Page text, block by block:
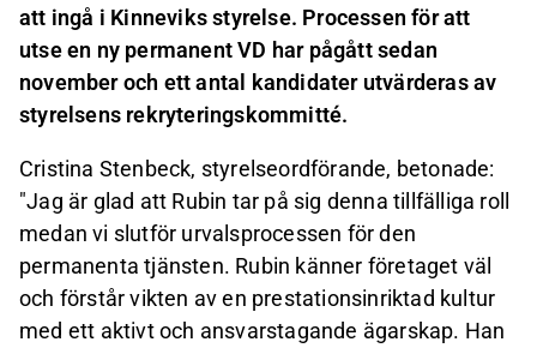
att ingå i Kinneviks styrelse. Processen för att
utse en ny permanent VD har pågått sedan
november och ett antal kandidater utvärderas av
styrelsens rekryteringskommitté.
Cristina Stenbeck, styrelseordförande, betonade:
"Jag är glad att Rubin tar på sig denna tillfälliga roll
medan vi slutför urvalsprocessen för den
permanenta tjänsten. Rubin känner företaget väl
och förstår vikten av en prestationsinriktad kultur
med ett aktivt och ansvarstagande ägarskap. Han